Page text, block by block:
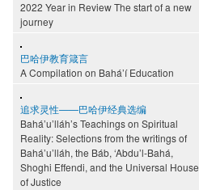
2022 Year in Review The start of a new
journey
巴哈伊教育箴言
A Compilation on Bahá’í Education
追求灵性——巴哈伊经典选编
Bahá’u’lláh’s Teachings on Spiritual
Reality: Selections from the writings of
Bahá’u’lláh, the Báb, ‘Abdu’l-Bahá,
Shoghi Effendi, and the Universal House
of Justice